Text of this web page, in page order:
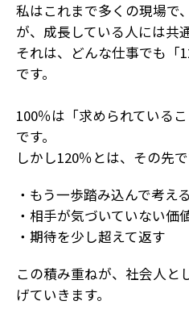
私はこれまで多くの現場で
が、成長している人には共
それは、どんな仕事でも「
です。
100％は「求められている
です。
しかし120％とは、その先で
・もう一歩踏み込んで考える
・相手が気づいていない価
・期待を少し超えて返す
この積み重ねが、社会人と
げていきます。